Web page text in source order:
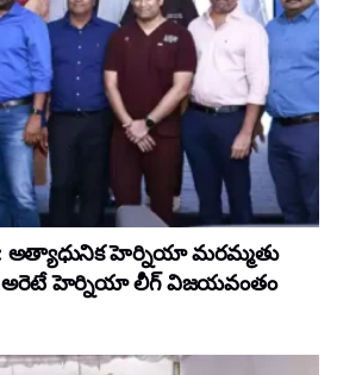
అత్యాధునిక హెర్నియా మరమ్మతు
అరెటే హెర్నియా లీగ్ విజయవంతం